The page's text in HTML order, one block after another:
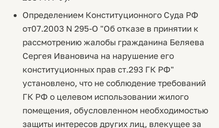
Определением Конституционного Суда РФ
от07.2003 N 295-О "Об отказе в принятии к
рассмотрению жалобы гражданина Беляева
Сергея Ивановича на нарушение его
конституционных прав ст.293 ГК РФ"
установлено, что не соблюдение требований
ГК РФ о целевом использовании жилого
помещения, обусловленном необходимостью
защиты интересов других лиц, влекущее за